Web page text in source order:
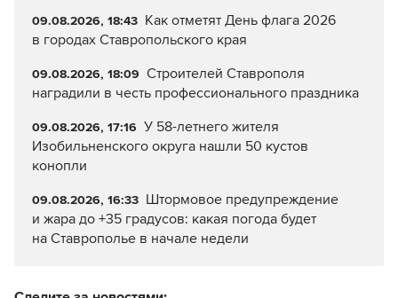
09.08.2026, 18:43 Как отметят День флага 2026
в городах Ставропольского края
09.08.2026, 18:09 Строителей Ставрополя
наградили в честь профессионального праздника
09.08.2026, 17:16 У 58-летнего жителя
Изобильненского округа нашли 50 кустов
конопли
09.08.2026, 16:33 Штормовое предупреждение
и жара до +35 градусов: какая погода будет
на Ставрополье в начале недели